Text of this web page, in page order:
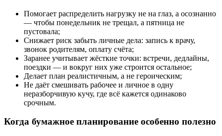
Помогает распределить нагрузку не на глаз, а осознанно
— чтобы понедельник не трещал, а пятница не
пустовала;
Снижает риск забыть личные дела: запись к врачу,
звонок родителям, оплату счёта;
Заранее учитывает жёсткие точки: встречи, дедлайны,
поездки — и вокруг них уже строится остальное;
Делает план реалистичным, а не героическим;
Не даёт смешивать рабочее и личное в одну
неразборчивую кучу, где всё кажется одинаково
срочным.
Когда бумажное планирование особенно полезно